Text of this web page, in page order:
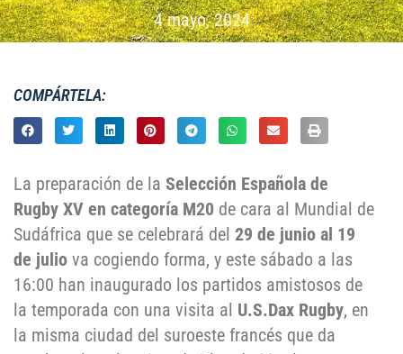
4 mayo, 2024
COMPÁRTELA:
La preparación de la Selección Española de
Rugby XV en categoría M20 de cara al Mundial de
Sudáfrica que se celebrará del 29 de junio al 19
de julio va cogiendo forma, y este sábado a las
16:00 han inaugurado los partidos amistosos de
la temporada con una visita al U.S.Dax Rugby, en
la misma ciudad del suroeste francés que da